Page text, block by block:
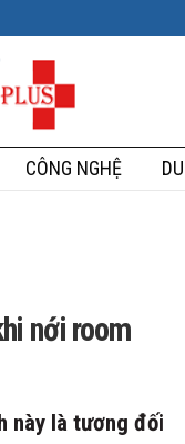
CÔNG NGHỆ
nới room
này là tương đối